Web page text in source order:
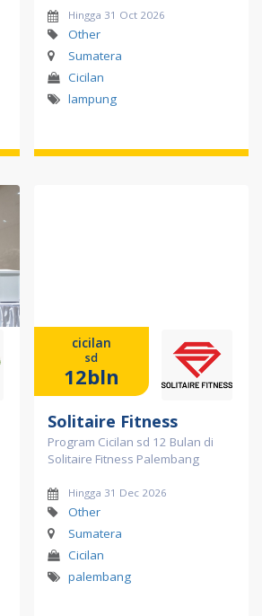
Hingga 31 Oct 2026
Other
Sumatera
Cicilan
lampung
cicilan
sd
12bln
Solitaire Fitness
Program Cicilan sd 12 Bulan di
Solitaire Fitness Palembang
Hingga 31 Dec 2026
Other
Sumatera
Cicilan
palembang